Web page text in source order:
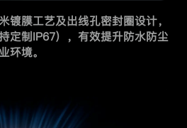
镀膜工艺及出线孔密封圈设计，
持定制IP67），有效提升防水防尘
环境。